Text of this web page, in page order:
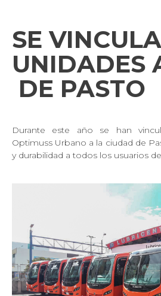
SE
UNIDADES
DE PASTO
Durante este año se han
Optimuss Urbano a la ciudad de
y durabilidad a todos los usuarios